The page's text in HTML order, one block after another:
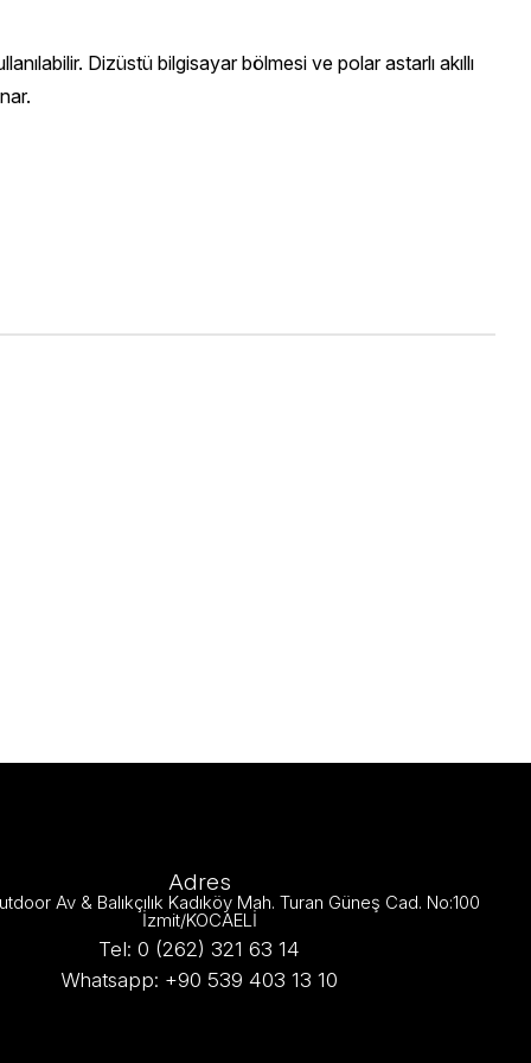
Dizüstü bilgisayar bölmesi ve polar astarlı akıllı
Adres
Av & Balıkçılık Kadıköy Mah. Turan Güneş Cad. No:100
İzmit/KOCAELİ
Tel: 0 (262) 321 63 14
Whatsapp: +90 539 403 13 10